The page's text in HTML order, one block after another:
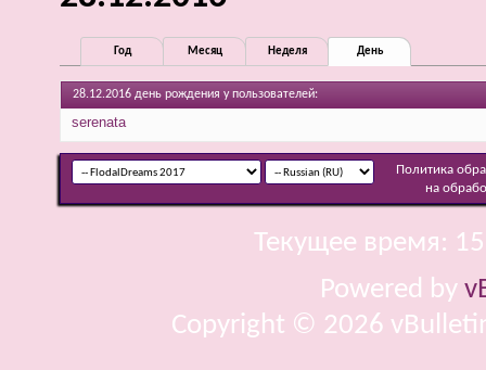
Год Месяц Неделя День
28.12.2016 день рождения у пользователей:
serenata
Политика
на
Текущее время:
Powered by
Copyright © 2026